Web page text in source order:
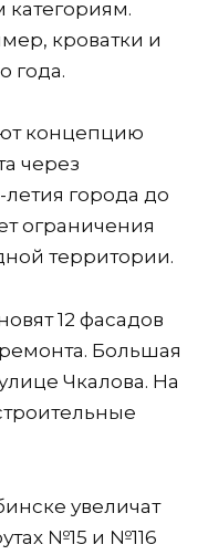
кроватки и
года.
концепцию
через
города до
ограничения
территории.
12 фасадов
Большая
Чкалова. На
увеличат
№15 и №116